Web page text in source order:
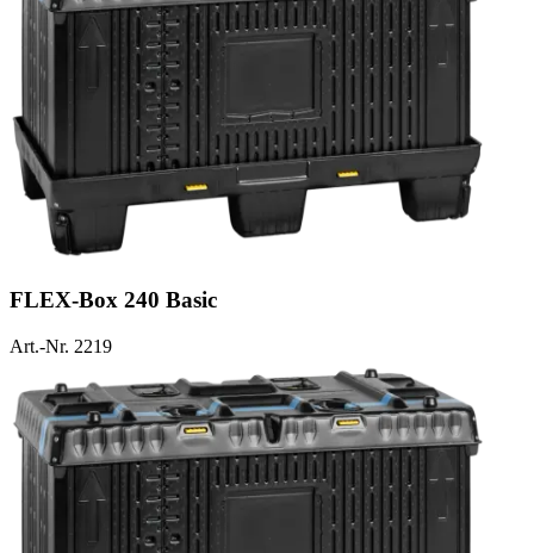
FLEX-Box 240 Basic
Art.-Nr. 2219